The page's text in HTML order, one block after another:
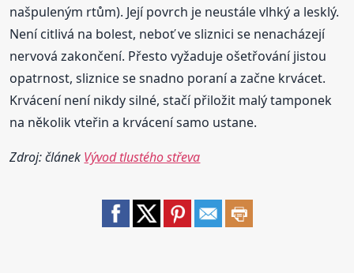
našpuleným rtům). Její povrch je neustále vlhký a lesklý.
Není citlivá na bolest, neboť ve sliznici se nenacházejí
nervová zakončení. Přesto vyžaduje ošetřování jistou
opatrnost, sliznice se snadno poraní a začne krvácet.
Krvácení není nikdy silné, stačí přiložit malý tamponek
na několik vteřin a krvácení samo ustane.
Zdroj: článek Vývod tlustého střeva